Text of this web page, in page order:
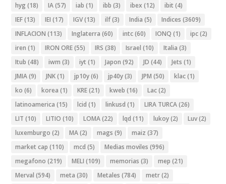
hyg (18) IA(57) iab (1) ibb (3) ibex (12) ibit (4)
IEF(13) IEI (17) IGV(13) ilf(3) India (5) Indices (3609)
INFLACION (113) Inglaterra (60) intc(60) IONQ (1) ipc(2)
iren (1) IRON ORE(55) IRS (38) Israel (10) Italia (3)
Itub (48) iwm (3) iyt (1) Japon (92) JD (44) Jets (1)
JMIA(9) JNK(1) jp10y(6) jp40y(3) JPM (50) klac(1)
ko (6) korea (1) KRE(21) kweb (16) Lac(2)
latinoamerica (15) lcid (1) linkusd (1) LIRA TURCA(26)
LIT (10) LITIO (10) LOMA(22) lqd (11) lukoy(2) Luv(2)
luxemburgo (2) MA(2) mags (9) maiz (37)
market cap (110) mcd (5) Medias moviles (996)
megafono (219) MELI (109) memorias (3) mep (21)
Merval (594) meta (30) Metales (784) metr(2)